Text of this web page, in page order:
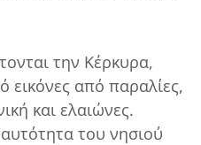
την Κέρκυρα,
εικόνες από παραλίες,
και ελαιώνες.
του νησιού